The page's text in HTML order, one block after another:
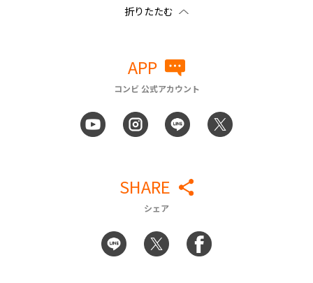
APP
コンビ 公式アカウント
SHARE
シェア